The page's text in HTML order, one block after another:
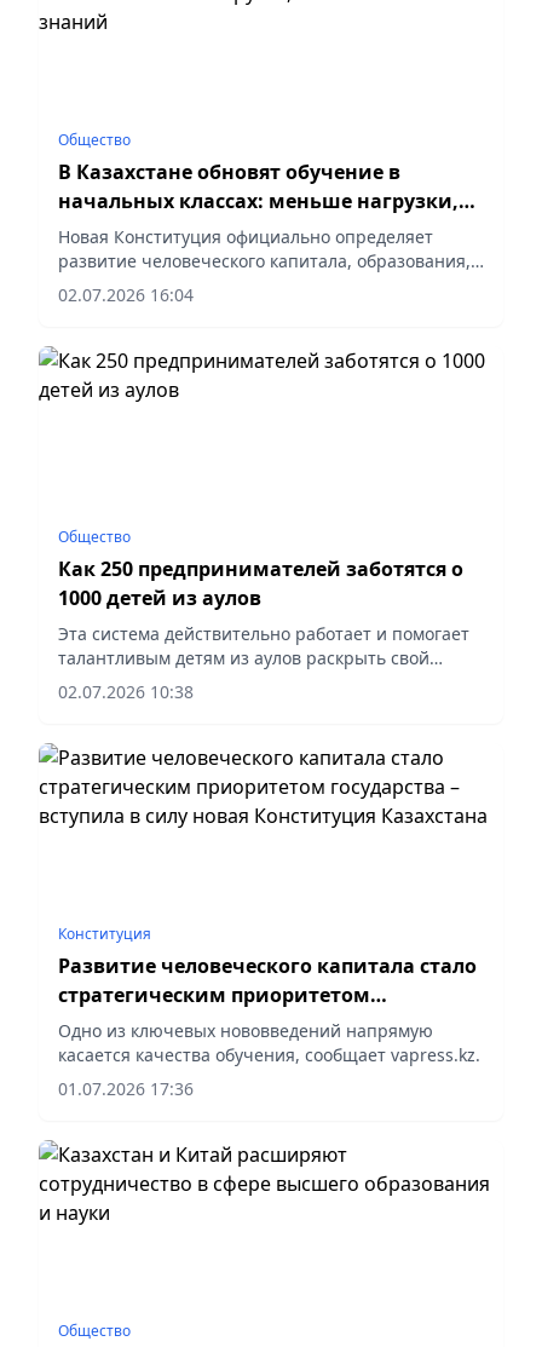
Общество
В Казахстане обновят обучение в
начальных классах: меньше нагрузки,
больше базовых знаний
Новая Конституция официально определяет
развитие человеческого капитала, образования,
науки и инноваций, сообщает vapress.kz.
02.07.2026 16:04
Общество
Как 250 предпринимателей заботятся о
1000 детей из аулов
Эта система действительно работает и помогает
талантливым детям из аулов раскрыть свой
потенциал, сообщает vapress.kz.
02.07.2026 10:38
Конституция
Развитие человеческого капитала стало
стратегическим приоритетом
государства – вступила в силу новая
Конституция Казахстана
Одно из ключевых нововведений напрямую
касается качества обучения, сообщает vapress.kz.
01.07.2026 17:36
Общество